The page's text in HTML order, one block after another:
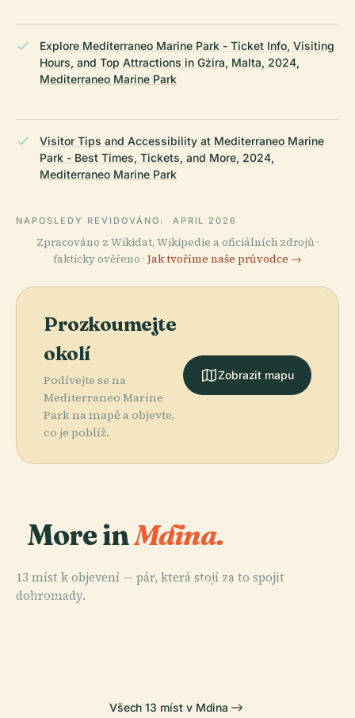
Explore Mediterraneo Marine Park - Ticket Info, Visiting
Hours, and Top Attractions in Gżira, Malta, 2024,
Mediterraneo Marine Park
Visitor Tips and Accessibility at Mediterraneo Marine
Park - Best Times, Tickets, and More, 2024,
Mediterraneo Marine Park
NAPOSLEDY REVIDOVÁNO: APRIL 2026
Zpracováno z Wikidat, Wikipedie a oficiálních zdrojů ·
fakticky ověřeno · Jak tvoříme naše průvodce →
Prozkoumejte
okolí
Podívejte se na
Mediterraneo Marine
Park na mapě a objevte,
co je poblíž.
Zobrazit mapu
More inMdina.
13 míst k objevení — pár, která stojí za to spojit
dohromady.
PLACE
PLACE
PLACE
Všech 13 míst v Mdina